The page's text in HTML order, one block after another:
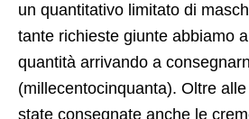
un quantitativo limitato di
tante richieste giunte abbiamo
quantità arrivando a
(millecentocinquanta). Oltre
state consegnate anche le